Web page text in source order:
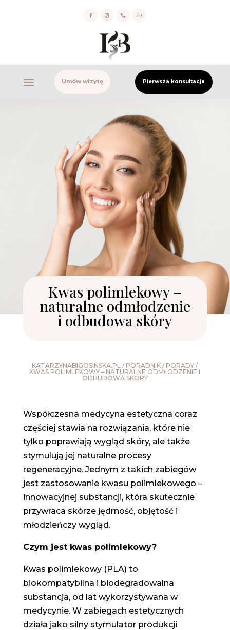
 
Umów wizytę Pierwsza konsultacja
Kwas polimlekowy –
naturalne odmłodzenie
i odbudowa skóry
KATARZYNABIGOSINSKA.PL / PORADNIK / PORADY /
KWAS POLIMLEKOWY – NATURALNE ODMŁODZENIE I
ODBUDOWA SKÓRY
Współczesna medycyna estetyczna coraz
częściej stawia na rozwiązania, które nie
tylko poprawiają wygląd skóry, ale także
stymulują jej naturalne procesy
regeneracyjne. Jednym z takich zabiegów
jest zastosowanie kwasu polimlekowego –
innowacyjnej substancji, która skutecznie
przywraca skórze jędrność, objętość i
młodzieńczy wygląd.
Czym jest kwas polimlekowy?
Kwas polimlekowy (PLA) to
biokompatybilna i biodegradowalna
substancja, od lat wykorzystywana w
medycynie. W zabiegach estetycznych
działa jako silny stymulator produkcji